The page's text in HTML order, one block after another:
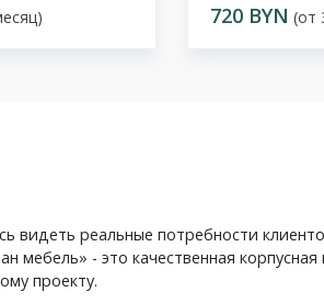
720 BYN (от
видеть реальные потребности
мебель» - это качественная корпусная
проекту.